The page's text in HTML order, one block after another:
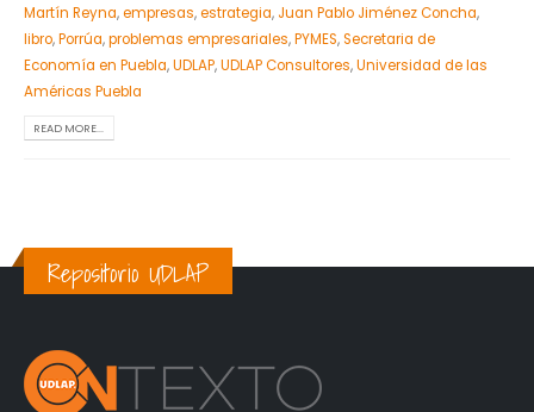
Martín Reyna,empresas,estrategia, Juan Pablo Jiménez Concha,
libro,Porrúa,problemas empresariales,PYMES,Secretaria de
Economía en Puebla,UDLAP,UDLAP Consultores,Universidad de las
Américas Puebla
READ MORE...
Repositorio UDLAP